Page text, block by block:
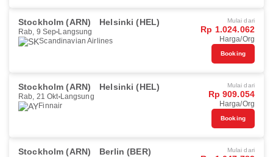
Stockholm (ARN) Helsinki (HEL)
Rab, 9 Sep Langsung
Scandinavian Airlines
Mulai dari
Rp 1.024.062
Harga/Org
Booking
Stockholm (ARN) Helsinki (HEL)
Rab, 21 Okt Langsung
Finnair
Mulai dari
Rp 909.054
Harga/Org
Booking
Stockholm (ARN) Berlin (BER) Mulai dari